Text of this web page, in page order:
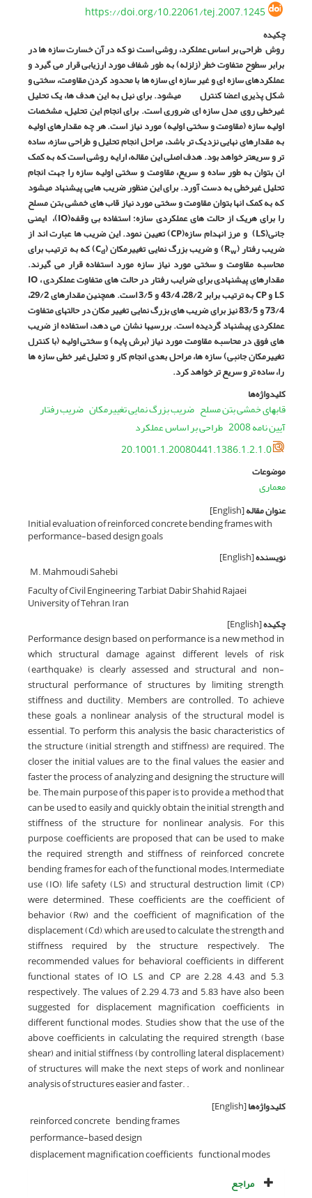
https://doi.org/10.22061/tej.2007.1245
چکیده
روش طراحی بر اساس عملکرد، روشی است نو که در آن خسارت سازه ها در
برابر سطوح متفاوت خطر (زلزله) به طور شفاف مورد ارزیابی قرار می گیرد و
عملکردهای سازه ای و غیر سازه ای سازه ها با محدود کردن مقاومت، سختی و
شکل پذیری اعضا کنترل می­شود. برای نیل به این هدف ها، یک تحلیل
غیرخطی روی مدل سازه ای ضروری است. برای انجام این تحلیل، مشخصات
اولیه سازه (مقاومت و سختی اولیه) مورد نیاز است. هر چه مقدارهای اولیه
به مقدارهای نهایی نزدیک تر باشد، مراحل انجام تحلیل و طراحی سازه، ساده
تر و سریعتر خواهد بود. هدف اصلی این مقاله، ارایه روشی است که به کمک
ان بتوان به طور ساده و سریع، مقاومت و سختی اولیه سازه را جهت انجام
تحلیل غیرخطی به دست آورد. برای این منظور ضریب هایی پیشنهاد می­شود
که به کمک انها بتوان مقاومت و سختی مورد نیاز قاب های خمشی بتن مسلح
را برای هریک از حالت های عملکردی سازه؛ استفاده بی وقفه(
IO
)، ایمنی
جانی(
LS
) و مرز انهدام سازه(
CP
)تعیین نمود. این ضریب ها عبارت اند از
ضریب رفتار ( Rw ) و ضریب بزرگ نمایی تغییرمکان ( Cd ) که به ترتیب برای
محاسبه مقاومت و سختی مورد نیاز سازه مورد استفاده قرار می گیرند.
مقدارهای پیشنهادی برای ضرایب رفتار در حالت های متفاوت عملکردی IO،
LSوCP
به ترتیب برابر 28/2، 43/4 و 3/5 است. همچنین مقدارهای 29/2،
73/4 و 83/5 نیز برای ضریب های بزرگ نمایی تغییر مکان در حالتهای متفاوت
عملکردی پیشنهاد گردیده است. بررسیها نشان می دهد، استفاده از ضریب
های فوق در محاسبه مقاومت مورد نیاز (برش پایه) و سختی اولیه (با کنترل
تغییرمکان جانبی) سازه ها، مراحل بعدی انجام کار و تحلیل غیر خطی سازه ها
را، ساده تر و سریع تر خواهد کرد.
کلیدواژه‌ها
ﻗﺎﺑﻬﺎی ﺧﻤﺸﯽ ﺑﺘﻦ ﻣﺴﻠﺢ ﺿﺮﯾﺐ ﺑﺰرگ ﻧﻤﺎﯾﯽ ﺗﻐﯿﯿﺮﻣﮑﺎن ﺿﺮﯾﺐ رﻓﺘﺎر
آﯾﯿﻦ ﻧﺎﻣﻪ 2008
طراحی بر اساس ﻋﻤﻠﮑﺮد
20.1001.1.20080441.1386.1.2.1.0
موضوعات
معماری
عنوان مقاله[English]
Initial evaluation of reinforced concrete bending frames with
performance-based design goals
نویسنده[English]
M. Mahmoudi Sahebi
Faculty of Civil Engineering, Tarbiat Dabir Shahid Rajaei
University of Tehran, Iran
چکیده[English]
Performance design based on performance is a new method in
which structural damage against different levels of risk
(earthquake) is clearly assessed and structural and non-
structural performance of structures by limiting strength,
stiffness and ductility. Members are controlled. To achieve
these goals, a nonlinear analysis of the structural model is
essential. To perform this analysis, the basic characteristics of
the structure (initial strength and stiffness) are required. The
closer the initial values ​​are to the final values, the easier and
faster the process of analyzing and designing the structure will
be. The main purpose of this paper is to provide a method that
can be used to easily and quickly obtain the initial strength and
stiffness of the structure for nonlinear analysis. For this
purpose, coefficients are proposed that can be used to make
the required strength and stiffness of reinforced concrete
bending frames for each of the functional modes; Intermediate
use (IO), life safety (LS) and structural destruction limit (CP)
were determined. These coefficients are the coefficient of
behavior (Rw) and the coefficient of magnification of the
displacement (Cd), which are used to calculate the strength and
stiffness required by the structure, respectively. The
recommended values ​​for behavioral coefficients in different
functional states of IO, LS, and CP are 2.28, 4.43, and 5.3,
respectively. The values ​​of 2.29, 4.73 and 5.83 have also been
suggested for displacement magnification coefficients in
different functional modes. Studies show that the use of the
above coefficients in calculating the required strength (base
shear) and initial stiffness (by controlling lateral displacement)
of structures, will make the next steps of work and nonlinear
analysis of structures easier and faster. .
کلیدواژه‌ها[English]
reinforced concrete bending frames
performance-based design
displacement magnification coefficients functional modes
مراجع